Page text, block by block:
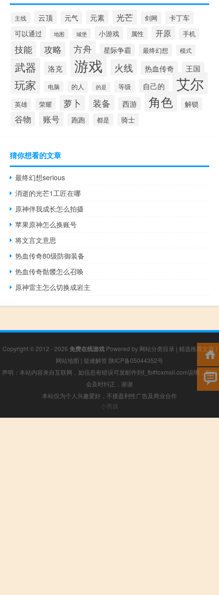
主线 云顶 元气 元素 光芒 剑网 卡丁车
可以通过 地图 城堡 小游戏 属性 开原 手机
技能 攻略 方舟 星际争霸 最终幻想 模式
武器 洛克 游戏 火线 热血传奇 王国
玩家 电脑 的人 的是 等级 自己的 艾尔
英雄 荣耀 萝卜 装备 西游 角色 解锁
谷物 账号 跑跑 都是 骑士
猜你想看的文章
最终幻想serious
消逝的光芒1工匠在哪
原神伴我成长怎么拍摄
苹果原神怎么换账号
将文言文意思
热血传奇80级防御装备
热血传奇骷髅怎么召唤
原神雷主怎么切换成岩主
Copyright © 2012 - 2026 免费在线游戏Powered by 网站分类目录 | 精选推荐文章 |
网站地图 | 疑难解答 陕ICP备05044352号
声明：本站内容来自互联网，如信息有错误可发邮件到f_fb#foxmail.com说明，我们
会及时纠正，谢谢
本站仅为个人兴趣爱好，不接盈利性广告及商业合作
小男孩